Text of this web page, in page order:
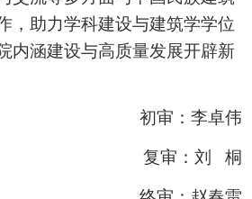
，助力学科建设与建筑学学位
内涵建设与高质量发展开辟新
初审：李卓伟
复审：刘 桐